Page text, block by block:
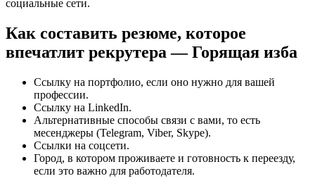
социальные сети.
Как составить резюме, которое
впечатлит рекрутера — Горящая изба
Ссылку на портфолио, если оно нужно для вашей
профессии.
Ссылку на LinkedIn.
Альтернативные способы связи с вами, то есть
месенджеры (Telegram, Viber, Skype).
Ссылки на соцсети.
Город, в котором проживаете и готовность к переезду,
если это важно для работодателя.